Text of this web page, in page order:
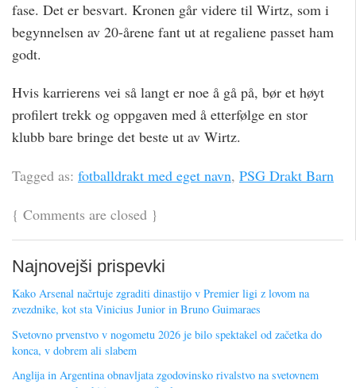
fase. Det er besvart. Kronen går videre til Wirtz, som i
begynnelsen av 20-årene fant ut at regaliene passet ham
godt.
Hvis karrierens vei så langt er noe å gå på, bør et høyt
profilert trekk og oppgaven med å etterfølge en stor
klubb bare bringe det beste ut av Wirtz.
Tagged as: fotballdrakt med eget navn, PSG Drakt Barn
{ Comments are closed }
Najnovejši prispevki
Kako Arsenal načrtuje zgraditi dinastijo v Premier ligi z lovom na
zvezdnike, kot sta Vinicius Junior in Bruno Guimaraes
Svetovno prvenstvo v nogometu 2026 je bilo spektakel od začetka do
konca, v dobrem ali slabem
Anglija in Argentina obnavljata zgodovinsko rivalstvo na svetovnem